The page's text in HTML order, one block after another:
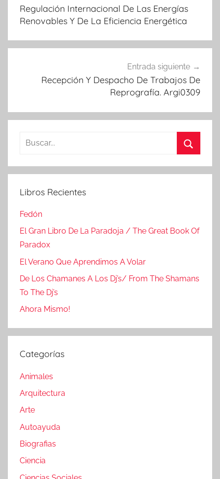
entradas
Regulación Internacional De Las Energías
Renovables Y De La Eficiencia Energética
Entrada siguiente
Recepción Y Despacho De Trabajos De
Reprografía. Argi0309
Buscar:
Libros Recientes
Fedón
El Gran Libro De La Paradoja / The Great Book Of
Paradox
El Verano Que Aprendimos A Volar
De Los Chamanes A Los Dj’s/ From The Shamans
To The Dj’s
Ahora Mismo!
Categorías
Animales
Arquitectura
Arte
Autoayuda
Biografias
Ciencia